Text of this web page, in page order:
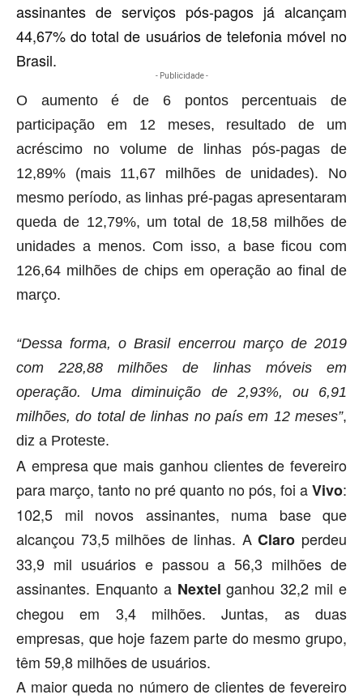
assinantes de serviços pós-pagos já alcançam
44,67% do total de usuários de telefonia móvel no
Brasil.
- Publicidade -
O aumento é de 6 pontos percentuais de
participação em 12 meses, resultado de um
acréscimo no volume de linhas pós-pagas de
12,89% (mais 11,67 milhões de unidades). No
mesmo período, as linhas pré-pagas apresentaram
queda de 12,79%, um total de 18,58 milhões de
unidades a menos. Com isso, a base ficou com
126,64 milhões de chips em operação ao final de
março.
“Dessa forma, o Brasil encerrou março de 2019
com 228,88 milhões de linhas móveis em
operação. Uma diminuição de 2,93%, ou 6,91
milhões, do total de linhas no país em 12 meses”,
diz a Proteste.
A empresa que mais ganhou clientes de fevereiro
para março, tanto no pré quanto no pós, foi aVivo:
102,5 mil novos assinantes, numa base que
alcançou 73,5 milhões de linhas. AClaro perdeu
33,9 mil usuários e passou a 56,3 milhões de
assinantes. Enquanto a Nextel ganhou 32,2 mil e
chegou em 3,4 milhões. Juntas, as duas
empresas, que hoje fazem parte do mesmo grupo,
têm 59,8 milhões de usuários.
A maior queda no número de clientes de fevereiro